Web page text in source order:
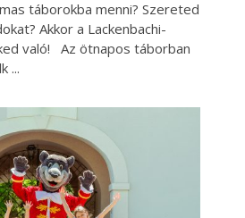
táborokba menni? Szereted
Akkor a Lackenbachi-
való! Az ötnapos táborban